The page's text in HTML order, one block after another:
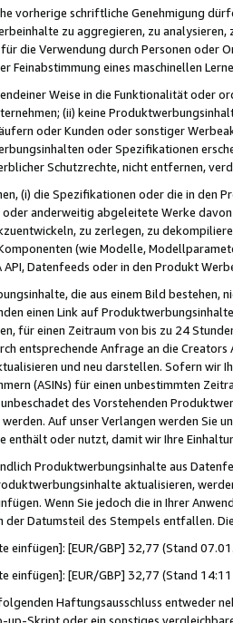
vorherige schriftliche Genehmigung
zu aggregieren, zu
die Verwendung durch Personen
Feinabstimmung eines maschinellen
Weise in die Funktionalität oder
(ii) keine
oder Kunden oder sonstiger
oder Spezifikationen
Schutzrechte, nicht entfernen,
(i) die Spezifikationen oder die in
anderweitig abgeleitete Werke
zu zerlegen, zu
(wie Modelle,
API, Datenfeeds oder in den Produkt
die aus einem Bild bestehen,
einen Link auf
für einen Zeitraum von bis zu 24
entsprechende Anfrage an die
und neu darstellen. Sofern wir
(ASINs) für einen unbestimmten
des Vorstehenden
Auf unser Verlangen werden Sie
enthält oder nutzt, damit wir Ihre
Produktwerbungsinhalte aus
aktualisieren,
Wenn Sie jedoch die in Ihrer
der Datumsteil des Stempels entfallen.
einfügen]: [EUR/GBP] 32,77 (Stand
einfügen]: [EUR/GBP] 32,77 (Stand
Haftungsausschluss entweder
up-Skript oder ein sonstiges